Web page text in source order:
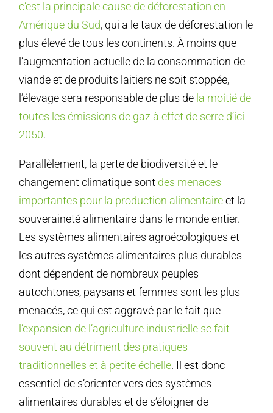
c’est la principale cause de déforestation en
Amérique du Sud, qui a le taux de déforestation le
plus élevé de tous les continents. À moins que
l’augmentation actuelle de la consommation de
viande et de produits laitiers ne soit stoppée,
l’élevage sera responsable de plus de la moitié de
toutes les émissions de gaz à effet de serre d’ici
2050.
Parallèlement, la perte de biodiversité et le
changement climatique sont des menaces
importantes pour la production alimentaireet la
souveraineté alimentaire dans le monde entier.
Les systèmes alimentaires agroécologiques et
les autres systèmes alimentaires plus durables
dont dépendent de nombreux peuples
autochtones, paysans et femmes sont les plus
menacés, ce qui est aggravé par le fait que
l’expansion de l’agriculture industrielle se fait
souvent au détriment des pratiques
traditionnelles et à petite échelle. Il est donc
essentiel de s’orienter vers des systèmes
alimentaires durables et de s’éloigner de